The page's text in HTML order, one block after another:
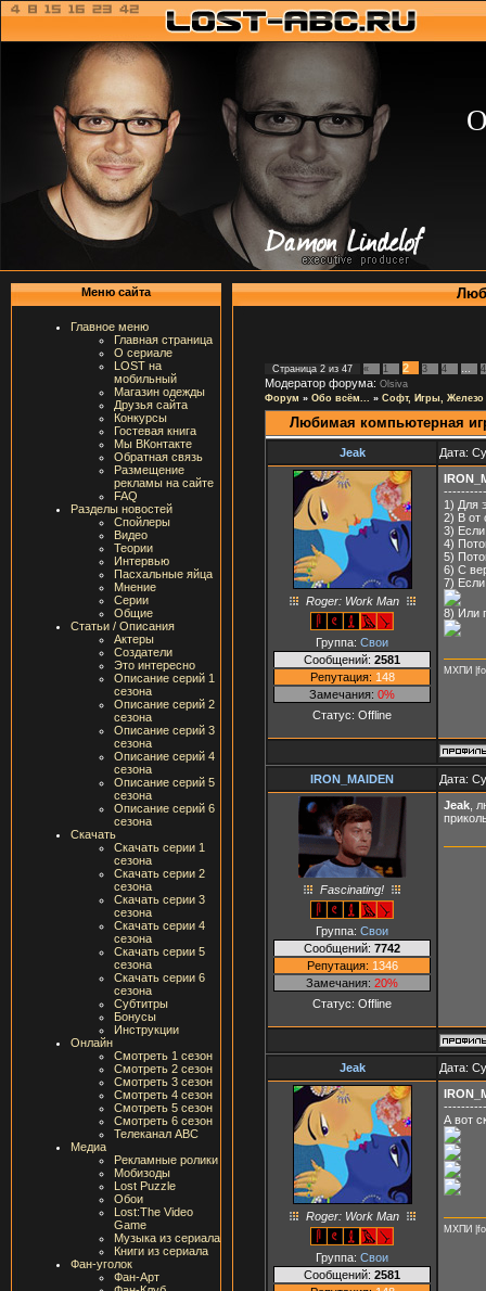
Меню сайта
Главное меню
Главная страница
О сериале
LOST на
мобильный
Магазин одежды
Друзья сайта
Конкурсы
Гостевая книга
Мы ВКонтакте
Обратная связь
Размещение
рекламы на сайте
FAQ
Разделы новостей
Спойлеры
Видео
Теории
Интервью
Пасхальные яйца
Мнение
Серии
Общие
Статьи / Описания
Актеры
Создатели
Это интересно
Описание серий 1
сезона
Описание серий 2
сезона
Описание серий 3
сезона
Описание серий 4
сезона
Описание серий 5
сезона
Описание серий 6
сезона
Скачать
Скачать серии 1
сезона
Скачать серии 2
сезона
Скачать серии 3
сезона
Скачать серии 4
сезона
Скачать серии 5
сезона
Скачать серии 6
сезона
Субтитры
Бонусы
Инструкции
Онлайн
Смотреть 1 сезон
Смотреть 2 сезон
Смотреть 3 сезон
Смотреть 4 сезон
Смотреть 5 сезон
Смотреть 6 сезон
Телеканал ABC
Медиа
Рекламные ролики
Мобизоды
Lost Puzzle
Обои
Lost:The Video
Game
Музыка из сериала
Книги из сериала
Фан-уголок
Фан-Арт
Страница 2 из 47 « 1 2 3 4
Модератор форума: Olsiva
Форум » Обо всём... » Софт, Игры, Железо
Любимая компьютерная
Jeak Дата:
Roger: Work Man
Группа: Свои
Сообщений: 2581
Репутация: 148
Замечания: 0%
Статус: Offline
1) Для
2) В от
3)
4)
5)
6) С
7) Если
8) Или
МХПИ
IRON_MAIDEN Дата:
Fascinating!
Группа: Свои
Сообщений: 7742
Репутация: 1346
Замечания: 20%
Статус: Offline
Jeak ,
Jeak Дата:
Roger: Work Man
Группа: Свои
Сообщений: 2581
А вот
МХПИ